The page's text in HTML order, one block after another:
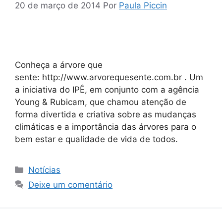
20 de março de 2014 Por Paula Piccin
Conheça a árvore que
sente: http://www.arvorequesente.com.br . Um
a iniciativa do IPÊ, em conjunto com a agência
Young & Rubicam, que chamou atenção de
forma divertida e criativa sobre as mudanças
climáticas e a importância das árvores para o
bem estar e qualidade de vida de todos.
Notícias
Deixe um comentário